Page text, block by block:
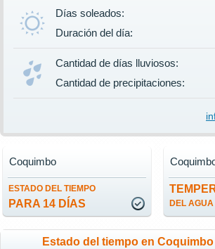
Días soleados:
Duración del día:
Cantidad de días lluviosos:
Cantidad de precipitaciones:
ESTADO DEL TIEMPO
PARA 14 DÍAS
Coquimbo
DEL
Estado del tiempo en